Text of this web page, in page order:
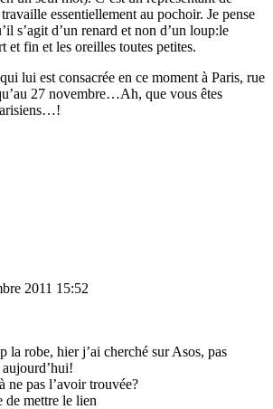
essentiellement au pochoir. Je pense
s’agit d’un renard et non d’un loup:le
et fin et les oreilles toutes petites.
lui est consacrée en ce moment à Paris, rue
27 novembre…Ah, que vous êtes
2011 15:52
la robe, hier j’ai cherché sur Asos, pas
ne pas l’avoir trouvée?
de mettre le lien